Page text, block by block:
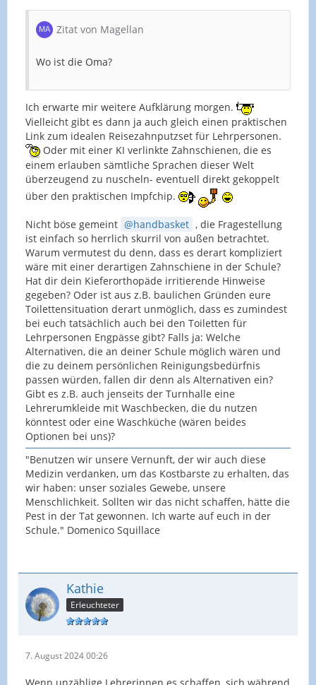
Zitat von Magellan
Wo ist die Oma?
Ich erwarte mir weitere Aufklärung morgen.
Vielleicht gibt es dann ja auch gleich einen praktischen
Link zum idealen Reisezahnputzset für Lehrpersonen.
Oder mit einer KI verlinkte Zahnschienen, die es
einem erlauben sämtliche Sprachen dieser Welt
überzeugend zu nuscheln- eventuell direkt gekoppelt
über den praktischen Impfchip.
Nicht böse gemeint handbasket , die Fragestellung
ist einfach so herrlich skurril von außen betrachtet.
Warum vermutest du denn, dass es derart kompliziert
wäre mit einer derartigen Zahnschiene in der Schule?
Hat dir dein Kieferorthopäde irritierende Hinweise
gegeben? Oder ist aus z.B. baulichen Gründen eure
Toilettensituation derart unmöglich, dass es zumindest
bei euch tatsächlich auch bei den Toiletten für
Lehrpersonen Engpässe gibt? Falls ja: Welche
Alternativen, die an deiner Schule möglich wären und
die zu deinem persönlichen Reinigungsbedürfnis
passen würden, fallen dir denn als Alternativen ein?
Gibt es z.B. auch jenseits der Turnhalle eine
Lehrerumkleide mit Waschbecken, die du nutzen
könntest oder eine Waschküche (wären beides
Optionen bei uns)?
"Benutzen wir unsere Vernunft, der wir auch diese
Medizin verdanken, um das Kostbarste zu erhalten, das
wir haben: unser soziales Gewebe, unsere
Menschlichkeit. Sollten wir das nicht schaffen, hätte die
Pest in der Tat gewonnen. Ich warte auf euch in der
Schule." Domenico Squillace
Kathie
Erleuchteter
7. August 2024 00:26